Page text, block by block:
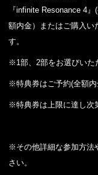
『infinite Resonance 4
額内金）またはご購入い
す。
※1部、2部をお選びいた
※特典券はご予約(全額内
※特典券は上限に達し次
※その他詳細な参加方法
さい。